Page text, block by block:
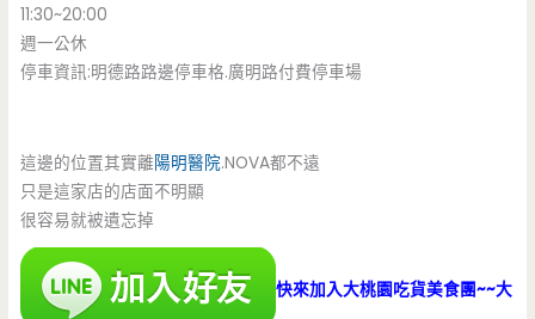
11:30~20:00
週一公休
停車資訊:明德路路邊停車格.廣明路付費停車場
這邊的位置其實離陽明醫院.NOVA都不遠
只是這家店的店面不明顯
很容易就被遺忘掉
快來加入大桃園吃貨美食團~~大